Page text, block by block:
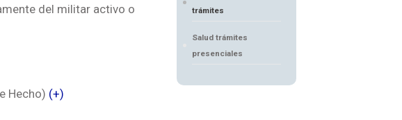
del militar activo o
Hecho) (+)
trámites
Salud trámites
presenciales